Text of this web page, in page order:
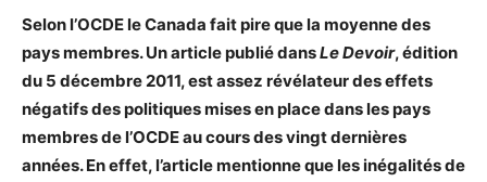
Selon l’OCDE le Canada fait pire que la moyenne des
pays membres. Un article publié dansLe Devoir, édition
du 5 décembre 2011, est assez révélateur des effets
négatifs des politiques mises en place dans les pays
membres de l’OCDE au cours des vingt dernières
années. En effet, l’article mentionne que les inégalités de